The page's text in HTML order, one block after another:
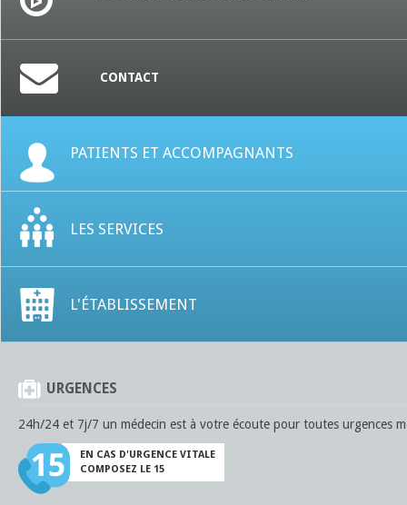
CONTACT
PATIENTS ET ACCOMPAGNANTS
LES SERVICES
L'ÉTABLISSEMENT
URGENCES
24h/24 et 7j/7 un médecin est à votre écoute pour toutes urgences
EN CAS D'URGENCE VITALE
COMPOSEZ LE 15